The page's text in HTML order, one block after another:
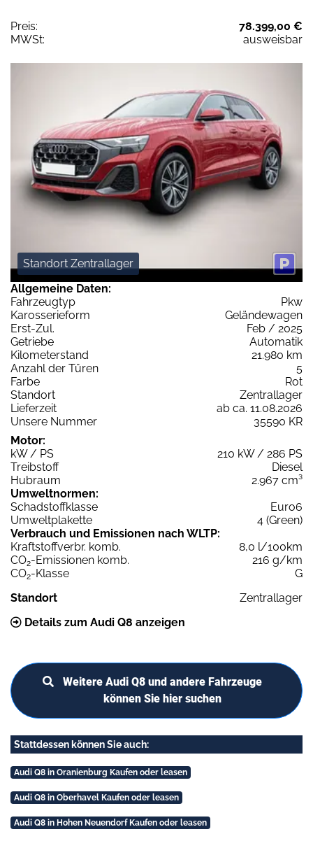
Preis:
78.399,00 €
MWSt:
ausweisbar
Standort Zentrallager
Allgemeine Daten:
Fahrzeugtyp
Pkw
Karosserieform
Geländewagen
Erst-Zul.
Feb / 2025
Getriebe
Automatik
Kilometerstand
21.980 km
Anzahl der Türen
5
Farbe
Rot
Standort
Zentrallager
Lieferzeit
ab ca. 11.08.2026
Unsere Nummer
35590 KR
Motor:
kW / PS
210 kW / 286 PS
Treibstoff
Diesel
Hubraum
2.967 cm³
Umweltnormen:
Schadstoffklasse
Euro6
Umweltplakette
4 (Green)
Verbrauch und Emissionen nach WLTP:
Kraftstoffverbr. komb.
8,0 l/100km
CO2-Emissionen komb.
216 g/km
CO2-Klasse
G
Standort
Zentrallager
Details zum Audi Q8 anzeigen
Weitere Audi Q8 und andere Fahrzeuge
können Sie hier suchen
Stattdessen können Sie auch:
Audi Q8 in Oranienburg Kaufen oder leasen
Audi Q8 in Oberhavel Kaufen oder leasen
Audi Q8 in Hohen Neuendorf Kaufen oder leasen